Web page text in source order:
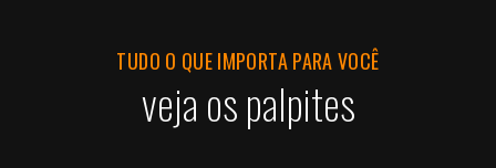
TUDO O QUE IMPORTA PARA VOCÊ
veja os palpites